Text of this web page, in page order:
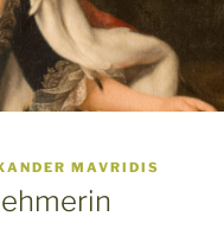
MAVRIDIS